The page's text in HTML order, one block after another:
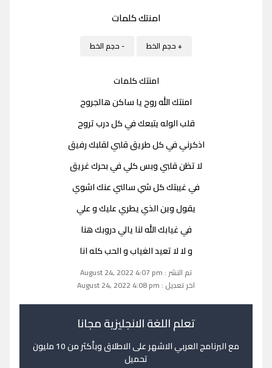
امنتك كلمات
+ حجم الخط - حجم الخط
امنتك كلمات
امنتك الله روح يا ساكن هالجروح
قلب الوله يتبعك في كل درب تروح
اذكرني في كل طريق قلبي لقلبك رفيق
لا تظن قلبي وبس كلي في بحرك غريق
في غيبتك كل شي سالني عنك اشوي
يقول وين الذي يطري عليك و علي
في غيابك الله لنا يالي دروبك هنا
و لا لا تعيد الغياب و الحب كله انا
تم النشر : August 24, 2022 4:07 pm
اخر تعديل : August 24, 2022 4:08 pm
تعلم اللغة الانجليزية مجانا
مع البرنامج العربي الاشهر على الاطلاق وبأكثر من 10 مليون
تحميل